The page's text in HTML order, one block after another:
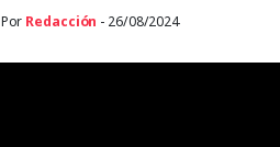
Por Redacción - 26/08/2024